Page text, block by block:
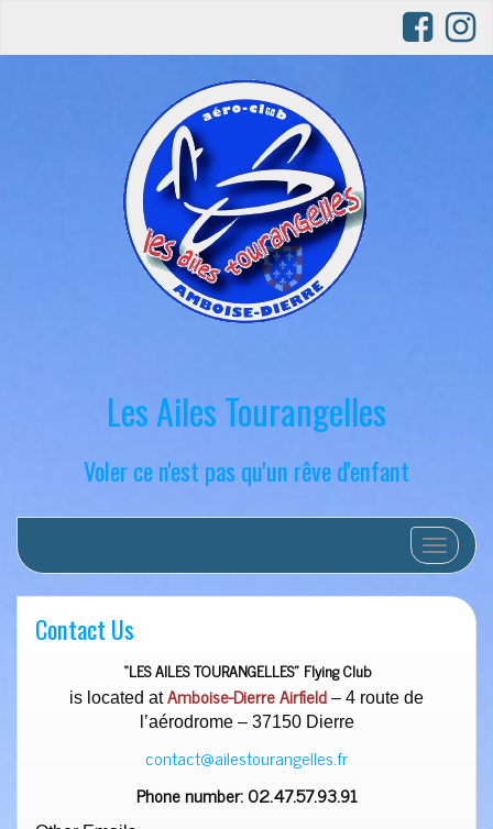
Les Ailes Tourangelles
Voler ce n'est pas qu'un rêve d'enfant
Toggle
Contact Us
“LES AILES TOURANGELLES” Flying Club
is located atAmboise-Dierre Airfield – 4 route de
l’aérodrome – 37150 Dierre
contact@ailestourangelles.fr
Phone number: 02.47.57.93.91